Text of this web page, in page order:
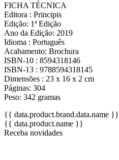
FICHA TÉCNICA
Editora : Principis
Edição: 1ª Edição
Ano da Edição: 2019
Idioma : Português
Acabamento: Brochura
ISBN-10 : 8594318146
ISBN-13 : 9788594318145
Dimensões : 23 x 16 x 2 cm
Páginas: 304
Peso: 342 gramas
{{ data.product.brand.data.name }}
{{ data.product.name }}
Receba novidades